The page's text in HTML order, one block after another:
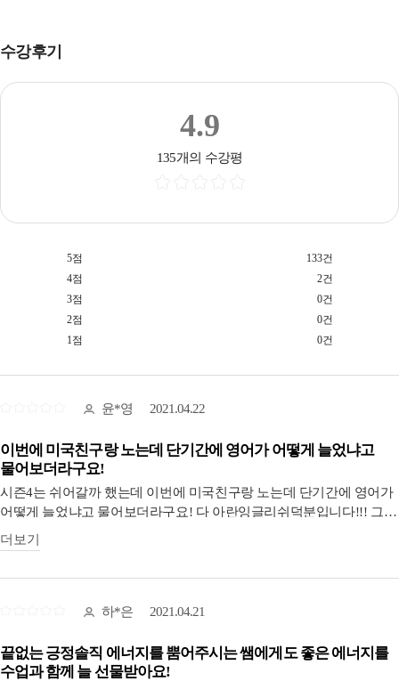
수강후기
4.9
135개의 수강평
5점
133건
4점
2건
3점
0건
2점
0건
1점
0건
윤*영 2021.04.22
이번에 미국친구랑 노는데 단기간에 영어가 어떻게 늘었냐고
물어보더라구요!
시즌4는 쉬어갈까 했는데 이번에 미국친구랑 노는데 단기간에 영어가
어떻게 늘었냐고 물어보더라구요! 다 아란잉글리쉬덕분입니다!!! 그
미국 친구랑 대화하다가 자동차 수리비용이 1000불이 나왔다고 말을
하면서 such a rip off 이렇게 말하는데 그 말의 뜻일 아니까 말을 받아
수업이 크게 도움된다고 생각해요!
더보기
하*은 2021.04.21
끝없는 긍정솔직 에너지를 뿜어주시는 쌤에게도 좋은 에너지를
수업과 함께 늘 선물받아요!